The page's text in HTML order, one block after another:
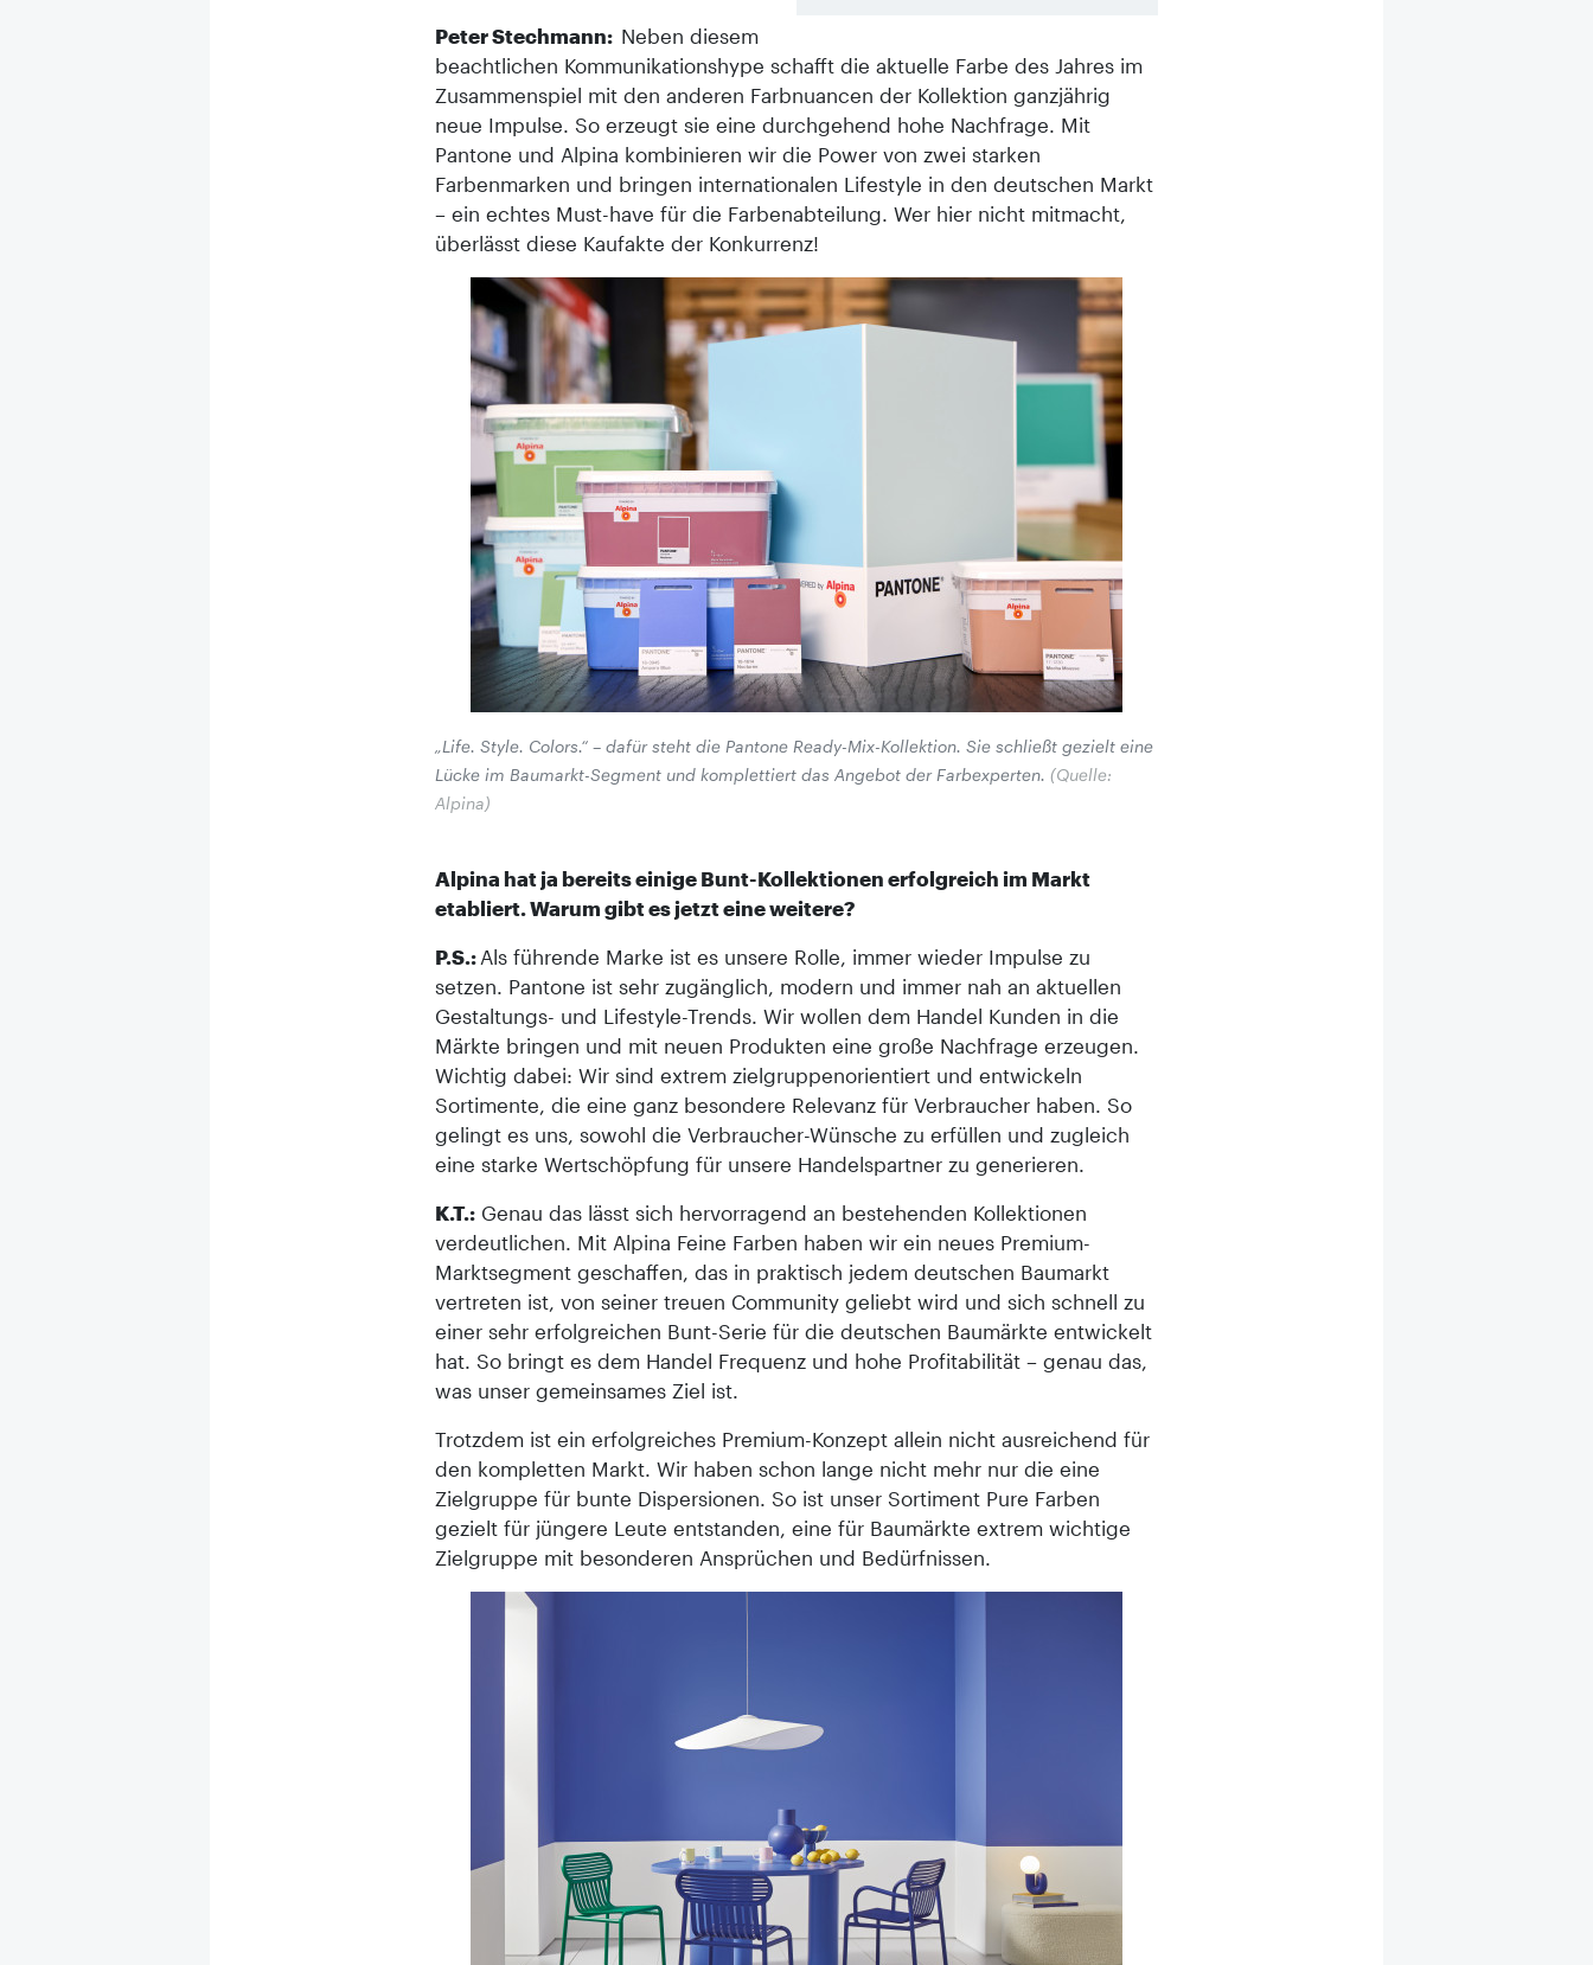
Peter Stechmann: Neben diesem
beachtlichen Kommunikationshype schafft die aktuelle Farbe des Jahres im
Zusammenspiel mit den anderen Farbnuancen der Kollektion ganzjährig
neue Impulse. So erzeugt sie eine durchgehend hohe Nachfrage. Mit
Pantone und Alpina kombinieren wir die Power von zwei starken
Farbenmarken und bringen internationalen Lifestyle in den deutschen Markt
– ein echtes Must-have für die Farbenabteilung. Wer hier nicht mitmacht,
überlässt diese Kaufakte der Konkurrenz!
„Life. Style. Colors.“ – dafür steht die Pantone Ready-Mix-Kollektion. Sie schließt gezielt eine
Lücke im Baumarkt-Segment und komplettiert das Angebot der Farbexperten. (Quelle:
Alpina)
Alpina hat ja bereits einige Bunt-Kollektionen erfolgreich im Markt
etabliert. Warum gibt es jetzt eine weitere?
P.S.: Als führende Marke ist es unsere Rolle, immer wieder Impulse zu
setzen. Pantone ist sehr zugänglich, modern und immer nah an aktuellen
Gestaltungs- und Lifestyle-Trends. Wir wollen dem Handel Kunden in die
Märkte bringen und mit neuen Produkten eine große Nachfrage erzeugen.
Wichtig dabei: Wir sind extrem zielgruppenorientiert und entwickeln
Sortimente, die eine ganz besondere Relevanz für Verbraucher haben. So
gelingt es uns, sowohl die Verbraucher-Wünsche zu erfüllen und zugleich
eine starke Wertschöpfung für unsere Handelspartner zu generieren.
K.T.:Genau das lässt sich hervorragend an bestehenden Kollektionen
verdeutlichen. Mit Alpina Feine Farben haben wir ein neues Premium-
Marktsegment geschaffen, das in praktisch jedem deutschen Baumarkt
vertreten ist, von seiner treuen Community geliebt wird und sich schnell zu
einer sehr erfolgreichen Bunt-Serie für die deutschen Baumärkte entwickelt
hat. So bringt es dem Handel Frequenz und hohe Profitabilität – genau das,
was unser gemeinsames Ziel ist.
Trotzdem ist ein erfolgreiches Premium-Konzept allein nicht ausreichend für
den kompletten Markt. Wir haben schon lange nicht mehr nur die eine
Zielgruppe für bunte Dispersionen. So ist unser Sortiment Pure Farben
gezielt für jüngere Leute entstanden, eine für Baumärkte extrem wichtige
Zielgruppe mit besonderen Ansprüchen und Bedürfnissen.